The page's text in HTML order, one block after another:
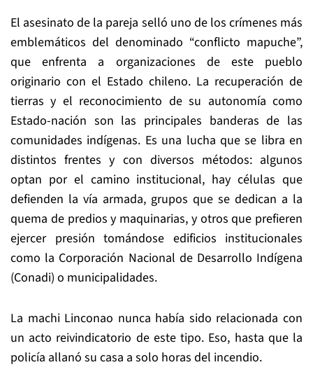
El asesinato de la pareja selló uno de los crímenes más
emblemáticos del denominado “conflicto mapuche”,
que enfrenta a organizaciones de este pueblo
originario con el Estado chileno. La recuperación de
tierras y el reconocimiento de su autonomía como
Estado-nación son las principales banderas de las
comunidades indígenas. Es una lucha que se libra en
distintos frentes y con diversos métodos: algunos
optan por el camino institucional, hay células que
defienden la vía armada, grupos que se dedican a la
quema de predios y maquinarias, y otros que prefieren
ejercer presión tomándose edificios institucionales
como la Corporación Nacional de Desarrollo Indígena
(Conadi) o municipalidades.
La machi Linconao nunca había sido relacionada con
un acto reivindicatorio de este tipo. Eso, hasta que la
policía allanó su casa a solo horas del incendio.